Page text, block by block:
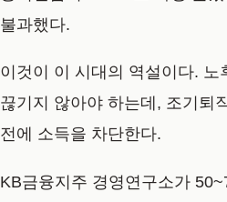
불과했다.
이것이 이 시대의 역설이다. 노
끊기지 않아야 하는데, 조기퇴
전에 소득을 차단한다.
KB금융지주 경영연구소가